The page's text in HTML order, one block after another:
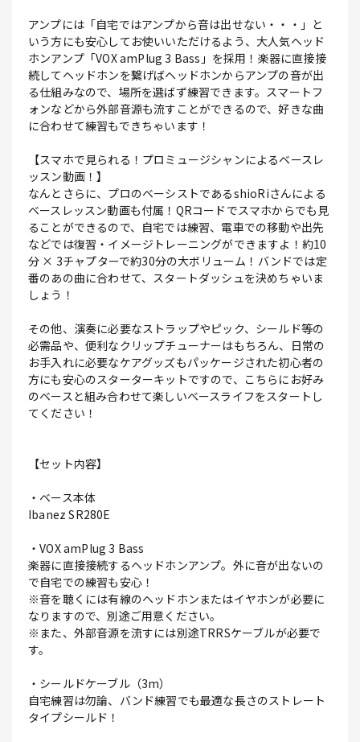
アンプには「自宅ではアンプから音は出せない・・・」と
いう方にも安心してお使いいただけるよう、大人気ヘッド
ホンアンプ「VOX amPlug 3 Bass」を採用！楽器に直接接
続してヘッドホンを繋げばヘッドホンからアンプの音が出
る仕組みなので、場所を選ばず練習できます。スマートフ
ォンなどから外部音源も流すことができるので、好きな曲
に合わせて練習もできちゃいます！
【スマホで見られる！プロミュージシャンによるベースレ
ッスン動画！】
なんとさらに、プロのベーシストであるshioRiさんによる
ベースレッスン動画も付属！QRコードでスマホからでも見
ることができるので、自宅では練習、電車での移動や出先
などでは復習・イメージトレーニングができますよ！約10
分 × 3チャプターで約30分の大ボリューム！バンドでは定
番のあの曲に合わせて、スタートダッシュを決めちゃいま
しょう！
その他、演奏に必要なストラップやピック、シールド等の
必需品や、便利なクリップチューナーはもちろん、日常の
お手入れに必要なケアグッズもパッケージされた初心者の
方にも安心のスターターキットですので、こちらにお好み
のベースと組み合わせて楽しいベースライフをスタートし
てください！
【セット内容】
・ベース本体
Ibanez SR280E
・VOX amPlug 3 Bass
楽器に直接接続するヘッドホンアンプ。外に音が出ないの
で自宅での練習も安心！
※音を聴くには有線のヘッドホンまたはイヤホンが必要に
なりますので、別途ご用意ください。
※また、外部音源を流すには別途TRRSケーブルが必要で
す。
・シールドケーブル（3m）
自宅練習は勿論、バンド練習でも最適な長さのストレート
タイプシールド！